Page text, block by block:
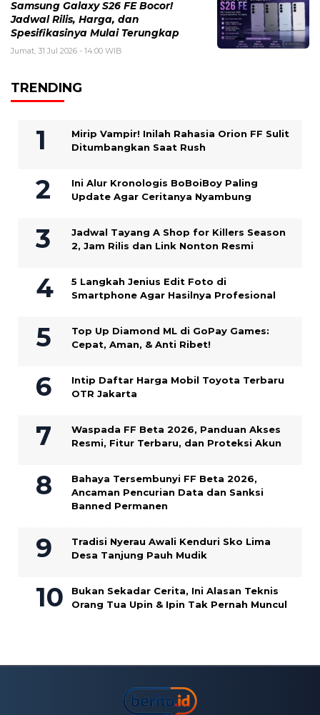
Samsung Galaxy S26 FE Bocor!
Jadwal Rilis, Harga, dan
Spesifikasinya Mulai Terungkap
Jumat, 31 Jul 2026 - 14:00 WIB
TRENDING
Mirip Vampir! Inilah Rahasia Orion FF Sulit
Ditumbangkan Saat Rush
Ini Alur Kronologis BoBoiBoy Paling
Update Agar Ceritanya Nyambung
Jadwal Tayang A Shop for Killers Season
2, Jam Rilis dan Link Nonton Resmi
5 Langkah Jenius Edit Foto di
Smartphone Agar Hasilnya Profesional
Top Up Diamond ML di GoPay Games:
Cepat, Aman, & Anti Ribet!
Intip Daftar Harga Mobil Toyota Terbaru
OTR Jakarta
Waspada FF Beta 2026, Panduan Akses
Resmi, Fitur Terbaru, dan Proteksi Akun
Bahaya Tersembunyi FF Beta 2026,
Ancaman Pencurian Data dan Sanksi
Banned Permanen
Tradisi Nyerau Awali Kenduri Sko Lima
Desa Tanjung Pauh Mudik
Bukan Sekadar Cerita, Ini Alasan Teknis
Orang Tua Upin & Ipin Tak Pernah Muncul